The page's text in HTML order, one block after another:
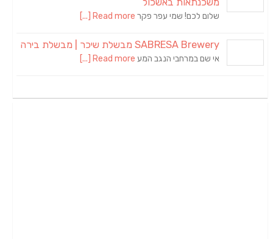
שלום לכם! שמי עפר פקר Read more [...]
SABRESA Brewery מבשלת שיכר | מבשלת בירה
אי שם במרחבי הנגב המע Read more [...]